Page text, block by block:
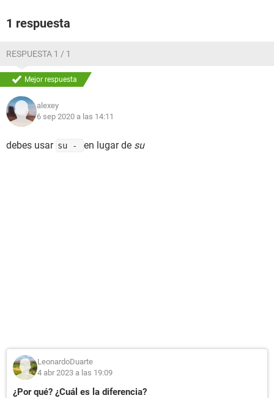
1 respuesta
RESPUESTA 1 / 1
Mejor respuesta
alexey
6 sep 2020 a las 14:11
debes usar su - en lugar de su
LeonardoDuarte
4 abr 2023 a las 19:09
¿Por qué? ¿Cuál es la diferencia?